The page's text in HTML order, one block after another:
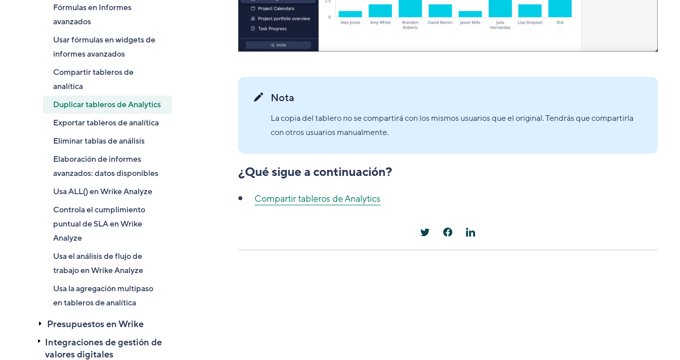
Fórmulas en Informes
avanzados
Usar fórmulas en widgets de
informes avanzados
Compartir tableros de
analítica
Duplicar tableros de Analytics
Exportar tableros de analítica
Eliminar tablas de análisis
Elaboración de informes
avanzados: datos disponibles
Usa ALL() en Wrike Analyze
Controla el cumplimiento
puntual de SLA en Wrike
Analyze
Usa el análisis de flujo de
trabajo en Wrike Analyze
Usa la agregación multipaso
en tableros de analítica
Presupuestos en Wrike
Integraciones de gestión de
valores digitales
Nota
La copia del tablero no se compartirá con los mismos usuarios que el original. Tendrás que compartirla
con otros usuarios manualmente.
¿Qué sigue a continuación?
Compartir tableros de Analytics